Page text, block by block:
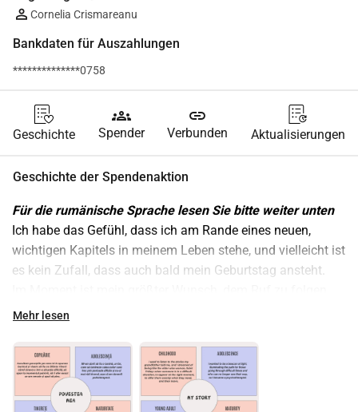
Cornelia Crismareanu
Bankdaten für Auszahlungen
**************0758
Geschichte
groups
Spender
link
Verbunden Aktualisierungen
Geschichte der Spendenaktion
Für die rumänische Sprache lesen Sie bitte weiter unten
Ich habe das Gefühl, dass ich am Rande eines neuen,
wichtigen Kapitels in meinem Leben stehe, und vielleicht ist
es kein Zufall, dass auch bald mein Geburtstag ansteht.
mehr zur Gemeinschaft beizutragen, indem ich gebärenden
Vor kurzem wurde mir die einmalige Gelegenheit geboten,
an einem außergewöhnlichen Kurs Illuminated Wise
Woman teilzunehmen, einem tiefgreifenden und
Mehr lesen